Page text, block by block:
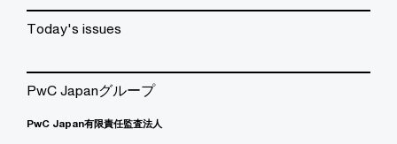
Today's issues
PwC Japanグループ
PwC Japan有限責任監査法人